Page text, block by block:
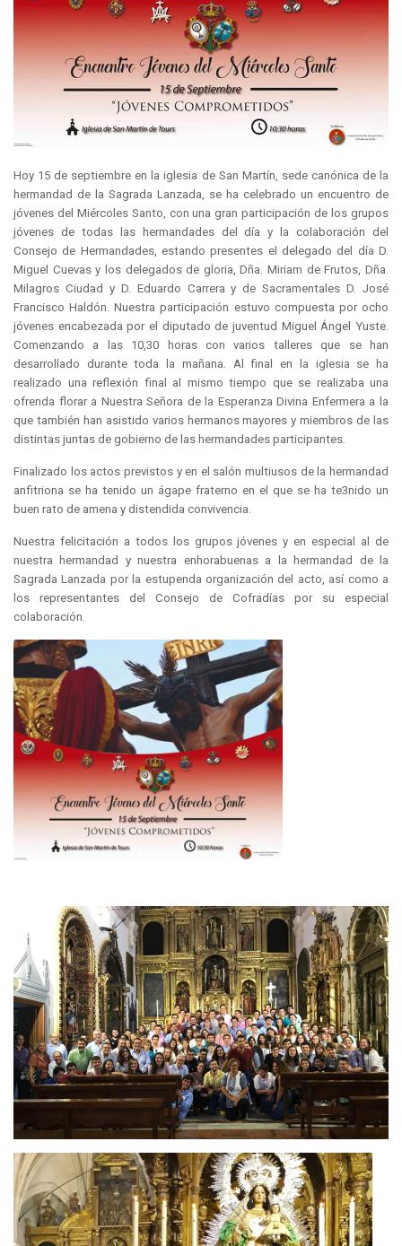
Hoy 15 de septiembre en la iglesia de San Martín, sede canónica de la
hermandad de la Sagrada Lanzada, se ha celebrado un encuentro de
jóvenes del Miércoles Santo, con una gran participación de los grupos
jóvenes de todas las hermandades del día y la colaboración del
Consejo de Hermandades, estando presentes el delegado del día D.
Miguel Cuevas y los delegados de gloria, Dña. Miriam de Frutos, Dña.
Milagros Ciudad y D. Eduardo Carrera y de Sacramentales D. José
Francisco Haldón. Nuestra participación estuvo compuesta por ocho
jóvenes encabezada por el diputado de juventud Miguel Ángel Yuste.
Comenzando a las 10,30 horas con varios talleres que se han
desarrollado durante toda la mañana. Al final en la iglesia se ha
realizado una reflexión final al mismo tiempo que se realizaba una
ofrenda florar a Nuestra Señora de la Esperanza Divina Enfermera a la
que también han asistido varios hermanos mayores y miembros de las
distintas juntas de gobierno de las hermandades participantes.
Finalizado los actos previstos y en el salón multiusos de la hermandad
anfitriona se ha tenido un ágape fraterno en el que se ha te3nido un
buen rato de amena y distendida convivencia.
Nuestra felicitación a todos los grupos jóvenes y en especial al de
nuestra hermandad y nuestra enhorabuenas a la hermandad de la
Sagrada Lanzada por la estupenda organización del acto, así como a
los representantes del Consejo de Cofradías por su especial
colaboración.